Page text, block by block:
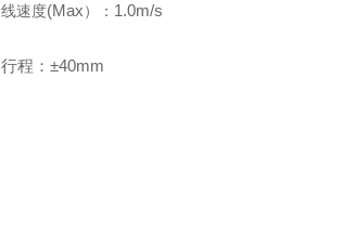
线速度(Max ）： 1.0m/s
行程： ±40mm